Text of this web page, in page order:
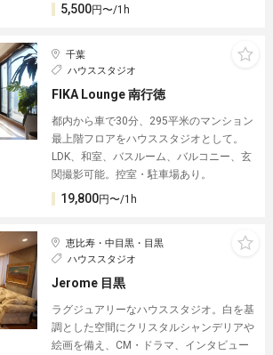
5,500円〜/1h
千葉
ハウススタジオ
FIKA Lounge 南行徳
都内から車で30分、295平米のマンション
最上階フロアをハウススタジオとして。
LDK、和室、バスルーム、バルコニー、玄
関撮影可能。控室・駐車場あり。
19,800円〜/1h
恵比寿・中目黒・目黒
ハウススタジオ
Jerome 目黒
ラグジュアリーなハウススタジオ。白を基
調とした空間にクリスタルシャンデリアや
絵画を備え、CM・ドラマ、インタビュー